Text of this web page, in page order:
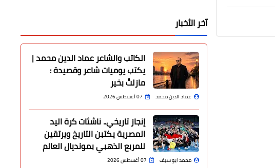
آخر الأخبار
الكاتب والشاعر عماد الدين محمد |
يكتب يوميات شاعر وقصيدة :
مازلتُ بخير
عماد الدين محمد 07 أغسطس 2026
إنجاز تاريخي.. ناشئات كرة اليد
المصرية يكتبن التاريخ ويرتقين
للمربع الذهبي بمونديال العالم
محمد ابو سيف 07 أغسطس 2026